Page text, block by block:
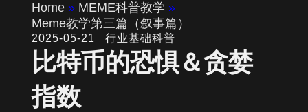
Home » MEME科普教学 »
Meme教学第三篇（叙事篇）
2025-05-21 行业基础科普
比特币的恐惧＆贪婪
指数